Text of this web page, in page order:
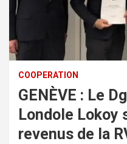
COOPERATION
GENÈVE : Le
Londole Lokoy
revenus de la